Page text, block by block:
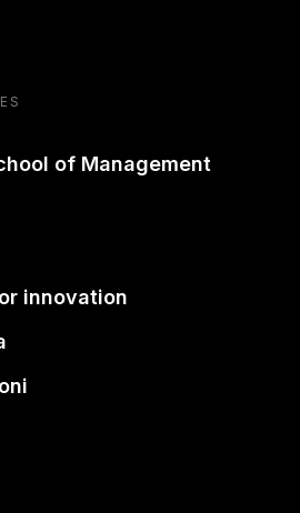
podcast
of Management
innovation